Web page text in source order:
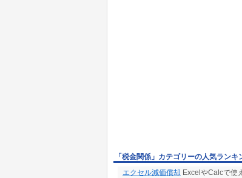
「税金関係」カテゴリーの人気ランキ
エクセル減価償却 ExcelやCalcで使